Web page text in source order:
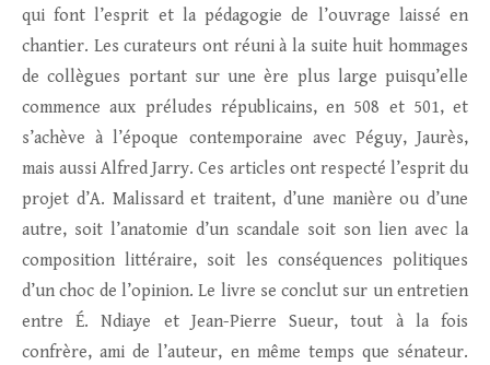
qui font l’esprit et la pédagogie de l’ouvrage laissé en
chantier. Les curateurs ont réuni à la suite huit hommages
de collègues portant sur une ère plus large puisqu’elle
commence aux préludes républicains, en 508 et 501, et
s’achève à l’époque contemporaine avec Péguy, Jaurès,
mais aussi Alfred Jarry. Ces articles ont respecté l’esprit du
projet d’A. Malissard et traitent, d’une manière ou d’une
autre, soit l’anatomie d’un scandale soit son lien avec la
composition littéraire, soit les conséquences politiques
d’un choc de l’opinion. Le livre se conclut sur un entretien
entre É. Ndiaye et Jean-Pierre Sueur, tout à la fois
confrère, ami de l’auteur, en même temps que sénateur.